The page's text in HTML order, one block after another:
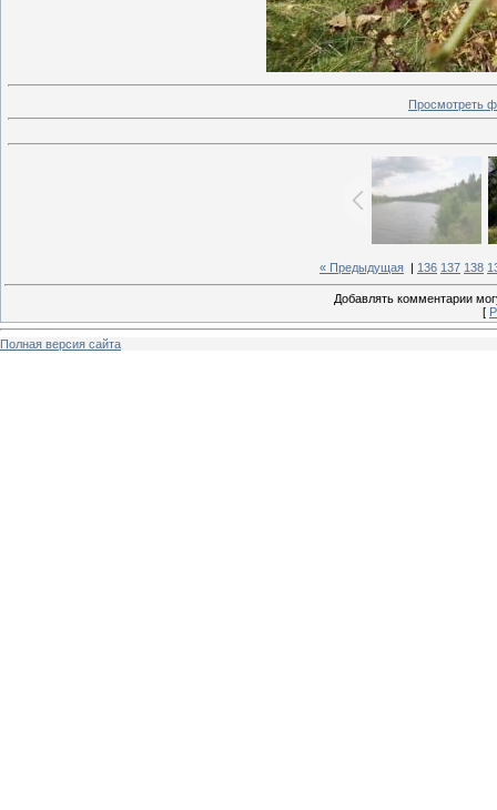
Просмотреть
« Предыдущая 136 137 138
Добавлять комментарии
[
Полная версия сайта